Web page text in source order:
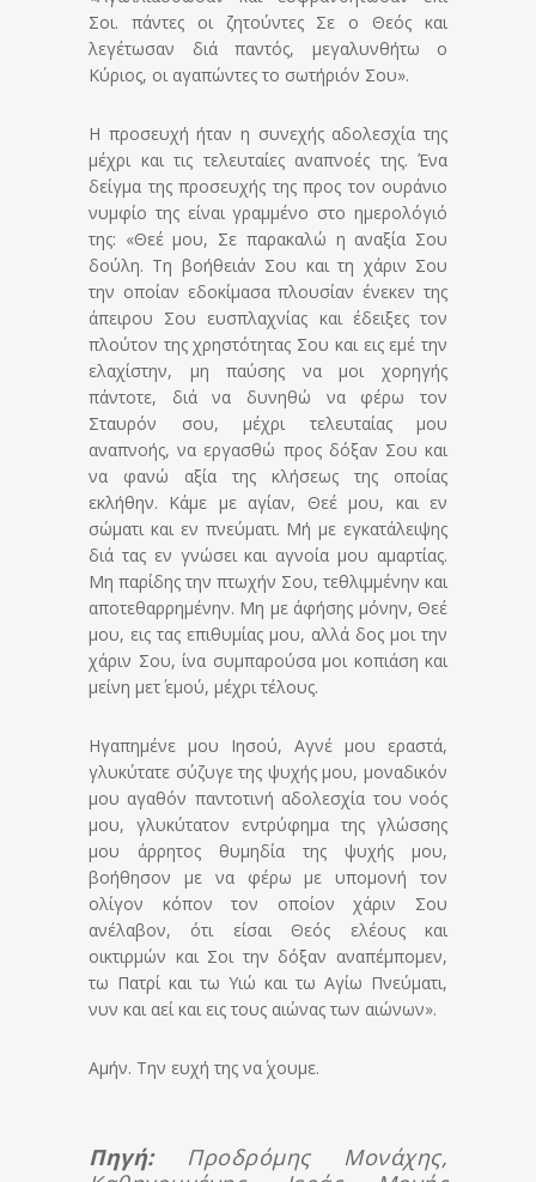
Σοι. πάντες οι ζητούντες Σε ο Θεός και
λεγέτωσαν διά παντός, μεγαλυνθήτω ο
Κύριος, οι αγαπώντες το σωτήριόν Σου».
Η προσευχή ήταν η συνεχής αδολεσχία της
μέχρι και τις τελευταίες αναπνοές της. Ένα
δείγμα της προσευχής της προς τον ουράνιο
νυμφίο της είναι γραμμένο στο ημερολόγιό
της: «Θεέ μου, Σε παρακαλώ η αναξία Σου
δούλη. Τη βοήθειάν Σου και τη χάριν Σου
την οποίαν εδοκίμασα πλουσίαν ένεκεν της
άπειρου Σου ευσπλαχνίας και έδειξες τον
πλούτον της χρηστότητας Σου και εις εμέ την
ελαχίστην, μη παύσης να μοι χορηγής
πάντοτε, διά να δυνηθώ να φέρω τον
Σταυρόν σου, μέχρι τελευταίας μου
αναπνοής, να εργασθώ προς δόξαν Σου και
να φανώ αξία της κλήσεως της οποίας
εκλήθην. Κάμε με αγίαν, Θεέ μου, και εν
σώματι και εν πνεύματι. Μή με εγκατάλειψης
διά τας εν γνώσει και αγνοία μου αμαρτίας.
Μη παρίδης την πτωχήν Σου, τεθλιμμένην και
αποτεθαρρημένην. Μη με άφήσης μόνην, Θεέ
μου, εις τας επιθυμίας μου, αλλά δος μοι την
χάριν Σου, ίνα συμπαρούσα μοι κοπιάση και
μείνη μετ΄ εμού, μέχρι τέλους.
Ηγαπημένε μου Ιησού, Αγνέ μου εραστά,
γλυκύτατε σύζυγε της ψυχής μου, μοναδικόν
μου αγαθόν παντοτινή αδολεσχία του νοός
μου, γλυκύτατον εντρύφημα της γλώσσης
μου άρρητος θυμηδία της ψυχής μου,
βοήθησον με να φέρω με υπομονή τον
ολίγον κόπον τον οποίον χάριν Σου
ανέλαβον, ότι είσαι Θεός ελέους και
οικτιρμών και Σοι την δόξαν αναπέμπομεν,
τω Πατρί και τω Υιώ και τω Αγίω Πνεύματι,
νυν και αεί και εις τους αιώνας των αιώνων».
Αμήν. Την ευχή της να΄ χουμε.
Πηγή:Προδρόμης Μονάχης,